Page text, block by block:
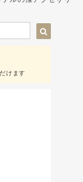
けます